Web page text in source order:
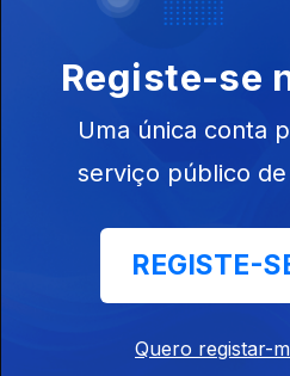
Registe-se
Uma única conta
serviço público de
REGISTE-
Quero registar-